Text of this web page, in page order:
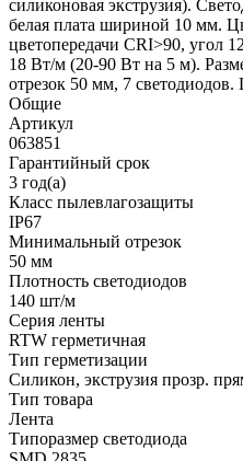
силиконовая экструзия).
белая плата шириной 10 мм.
цветопередачи CRI>90, угол
18 Вт/м (20-90 Вт на 5 м).
отрезок 50 мм, 7 светодиодов.
Общие
Артикул
063851
Гарантийный срок
3 год(а)
Класс пылевлагозащиты
IP67
Минимальный отрезок
50 мм
Плотность светодиодов
140 шт/м
Серия ленты
RTW герметичная
Тип герметизации
Силикон, экструзия прозр.
Тип товара
Лента
Типоразмер светодиода